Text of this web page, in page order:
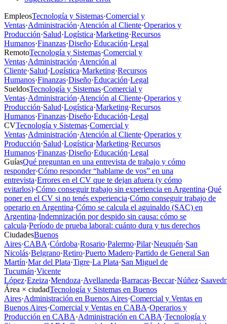
EmpleosTecnología y Sistemas·Comercial y
Ventas·Administración·Atención al Cliente·Operarios y
Producción·Salud·Logística·Marketing·Recursos
Humanos·Finanzas·Diseño·Educación·Legal
RemotoTecnología y Sistemas·Comercial y
Ventas·Administración·Atención al
Cliente·Salud·Logística·Marketing·Recursos
Humanos·Finanzas·Diseño·Educación·Legal
SueldosTecnología y Sistemas·Comercial y
Ventas·Administración·Atención al Cliente·Operarios y
Producción·Salud·Logística·Marketing·Recursos
Humanos·Finanzas·Diseño·Educación·Legal
CVTecnología y Sistemas·Comercial y
Ventas·Administración·Atención al Cliente·Operarios y
Producción·Salud·Logística·Marketing·Recursos
Humanos·Finanzas·Diseño·Educación·Legal
GuíasQué preguntan en una entrevista de trabajo y cómo
responder·Cómo responder “hablame de vos” en una
entrevista·Errores en el CV que te dejan afuera (y cómo
evitarlos)·Cómo conseguir trabajo sin experiencia en Argentina·Qué
poner en el CV si no tenés experiencia·Cómo conseguir trabajo de
operario en Argentina·Cómo se calcula el aguinaldo (SAC) en
Argentina·Indemnización por despido sin causa: cómo se
calcula·Período de prueba laboral: cuánto dura y tus derechos
CiudadesBuenos
Aires·CABA·Córdoba·Rosario·Palermo·Pilar·Neuquén·San
Nicolás·Belgrano·Retiro·Puerto Madero·Partido de General San
Martín·Mar del Plata·Tigre·La Plata·San Miguel de
Tucumán·Vicente
López·Ezeiza·Mendoza·Avellaneda·Barracas·Beccar·Núñez·
Área × ciudadTecnología y Sistemas en Buenos
Aires·Administración en Buenos Aires·Comercial y Ventas en
Buenos Aires·Comercial y Ventas en CABA·Operarios y
Producción en CABA·Administración en CABA·Tecnología y